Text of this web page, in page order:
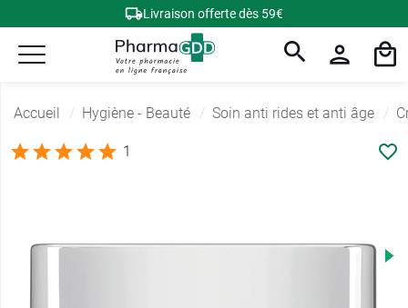
Livraison offerte dès 59€
Accueil Hygiène - Beauté Soin anti rides et anti âge
1